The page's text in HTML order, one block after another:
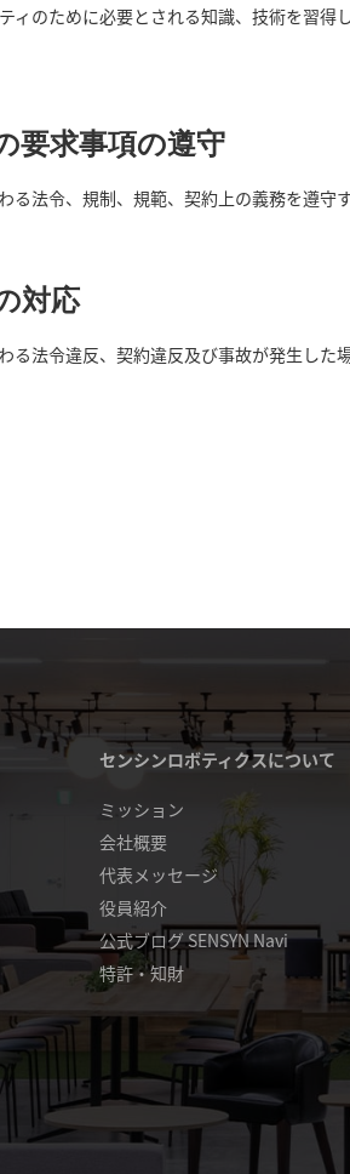
ィのために必要とされる知識、技術を習得
要求事項の遵守
る法令、規制、規範、契約上の義務を遵守
対応
る法令違反、契約違反及び事故が発生した
センシンロボティクスについて
ミッション
会社概要
代表メッセージ
役員紹介
公式ブログ SENSYN Navi
特許・知財